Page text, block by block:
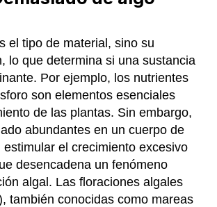
el tipo de material, sino su
lo que determina si una sustancia
Por ejemplo, los nutrientes
son elementos esenciales
de las plantas. Sin embargo,
abundantes en un cuerpo de
estimular el crecimiento excesivo
desencadena un fenómeno
algal. Las floraciones algales
también conocidas como mareas